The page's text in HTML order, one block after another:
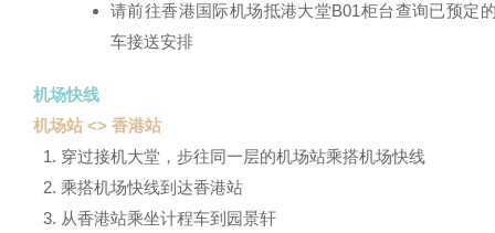
请前往香港国际机场抵港大堂B01柜台查询已预定
车接送安排
机场快线
机场站 <> 香港站
穿过接机大堂，步往同一层的机场站乘搭机场快线
乘搭机场快线到达香港站
从香港站乘坐计程车到园景轩